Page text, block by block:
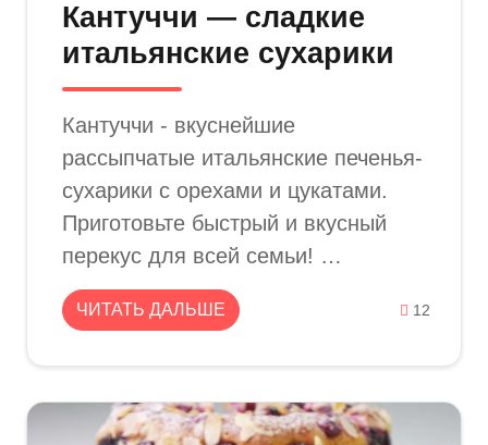
Кантуччи — сладкие
итальянские сухарики
Кантуччи - вкуснейшие
рассыпчатые итальянские печенья-
сухарики с орехами и цукатами.
Приготовьте быстрый и вкусный
перекус для всей семьи! …
ЧИТАТЬ ДАЛЬШЕ 12